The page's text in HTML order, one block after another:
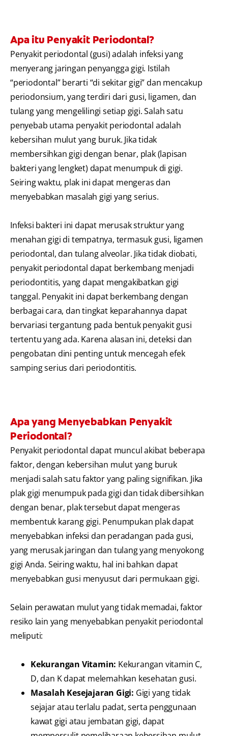
Apa itu Penyakit Periodontal?
Penyakit periodontal (gusi) adalah infeksi yang
menyerang jaringan penyangga gigi. Istilah
“periodontal” berarti “di sekitar gigi” dan mencakup
periodonsium, yang terdiri dari gusi, ligamen, dan
tulang yang mengelilingi setiap gigi. Salah satu
penyebab utama penyakit periodontal adalah
kebersihan mulut yang buruk. Jika tidak
membersihkan gigi dengan benar, plak (lapisan
bakteri yang lengket) dapat menumpuk di gigi.
Seiring waktu, plak ini dapat mengeras dan
menyebabkan masalah gigi yang serius.
Infeksi bakteri ini dapat merusak struktur yang
menahan gigi di tempatnya, termasuk gusi, ligamen
periodontal, dan tulang alveolar. Jika tidak diobati,
penyakit periodontal dapat berkembang menjadi
periodontitis, yang dapat mengakibatkan gigi
tanggal. Penyakit ini dapat berkembang dengan
berbagai cara, dan tingkat keparahannya dapat
bervariasi tergantung pada bentuk penyakit gusi
tertentu yang ada. Karena alasan ini, deteksi dan
pengobatan dini penting untuk mencegah efek
samping serius dari periodontitis.
Apa yang Menyebabkan Penyakit
Periodontal?
Penyakit periodontal dapat muncul akibat beberapa
faktor, dengan kebersihan mulut yang buruk
menjadi salah satu faktor yang paling signifikan. Jika
plak gigi menumpuk pada gigi dan tidak dibersihkan
dengan benar, plak tersebut dapat mengeras
membentuk karang gigi. Penumpukan plak dapat
menyebabkan infeksi dan peradangan pada gusi,
yang merusak jaringan dan tulang yang menyokong
gigi Anda. Seiring waktu, hal ini bahkan dapat
menyebabkan gusi menyusut dari permukaan gigi.
Selain perawatan mulut yang tidak memadai, faktor
resiko lain yang menyebabkan penyakit periodontal
meliputi:
Kekurangan Vitamin: Kekurangan vitamin C,
D, dan K dapat melemahkan kesehatan gusi.
Masalah Kesejajaran Gigi: Gigi yang tidak
sejajar atau terlalu padat, serta penggunaan
kawat gigi atau jembatan gigi, dapat